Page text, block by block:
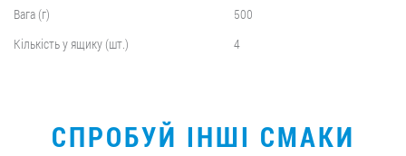
Вага (г)
500
Кількість у ящику (шт.)
4
СПРОБУЙ ІНШІ СМАКИ